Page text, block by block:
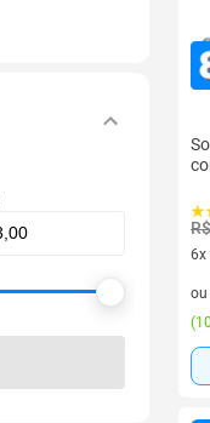
6x
6
ou
(